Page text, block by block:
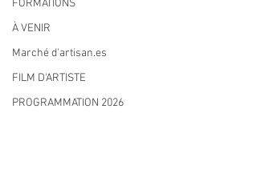
FORMATIONS
À VENIR
Marché d'artisan.es
FILM D'ARTISTE
PROGRAMMATION 2026